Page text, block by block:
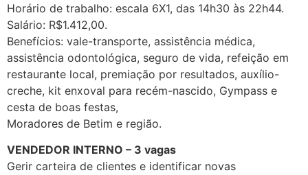
Horário de trabalho: escala 6X1, das 14h30 às 22h44.
Salário: R$1.412,00.
Benefícios: vale-transporte, assistência médica,
assistência odontológica, seguro de vida, refeição em
restaurante local, premiação por resultados, auxílio-
creche, kit enxoval para recém-nascido, Gympass e
cesta de boas festas,
Moradores de Betim e região.
VENDEDOR INTERNO – 3 vagas
Gerir carteira de clientes e identificar novas